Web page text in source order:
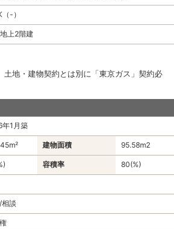
-）
上2階建
土地・建物契約とは別に「東京ガス」契約必
年1月築
建物面積 95.58m2
容積率 80(%)
談